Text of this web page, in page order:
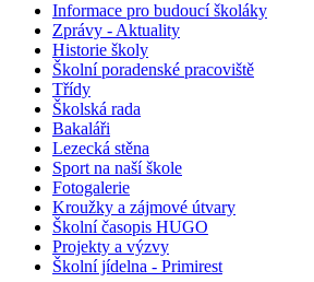
Informace pro budoucí školáky
Zprávy - Aktuality
Historie školy
Školní poradenské pracoviště
Třídy
Školská rada
Bakaláři
Lezecká stěna
Sport na naší škole
Fotogalerie
Kroužky a zájmové útvary
Školní časopis HUGO
Projekty a výzvy
Školní jídelna - Primirest